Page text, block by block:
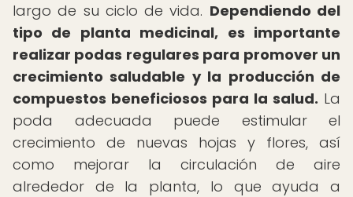
largo de su ciclo de vida. Dependiendo del
tipo de planta medicinal, es importante
realizar podas regulares para promover un
crecimiento saludable y la producción de
compuestos beneficiosos para la salud. La
poda adecuada puede estimular el
crecimiento de nuevas hojas y flores, así
como mejorar la circulación de aire
alrededor de la planta, lo que ayuda a